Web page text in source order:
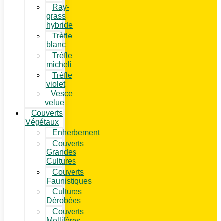
Ray-
grass
hybride
Trèfle
blanc
Trèfle
micheli
Trèfle
violet
Vesce
velue
Couverts
Végétaux
Enherbement
Couverts
Grandes
Cultures
Couverts
Faunistiques
Cultures
Dérobées
Couverts